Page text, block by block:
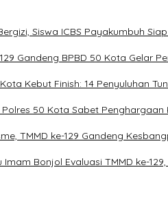
Siswa ICBS Payakumbuh
Gandeng BPBD 50 Kota Gelar
Kebut Finish: 14 Penyuluhan
Polres 50 Kota Sabet
TMMD ke-129 Gandeng
Bonjol Evaluasi TMMD ke-